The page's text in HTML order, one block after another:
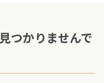
つかりませんで